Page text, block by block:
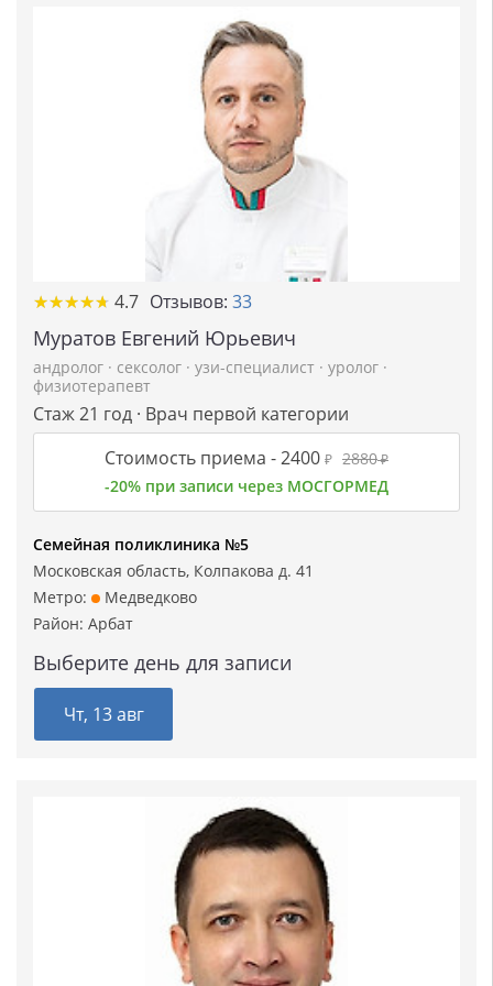
★★★★★
★★★★★ 4.7 Отзывов: 33
Муратов Евгений Юрьевич
андролог · сексолог · узи-специалист · уролог ·
физиотерапевт
Стаж 21 год · Врач первой категории
Стоимость приема -2400 ₽ 2880₽
-20% при записи через МОСГОРМЕД
Семейная поликлиника №5
Московская область, Колпакова д. 41
Метро:
Медведково
Район: Арбат
Выберите день для записи
Чт, 13 авг